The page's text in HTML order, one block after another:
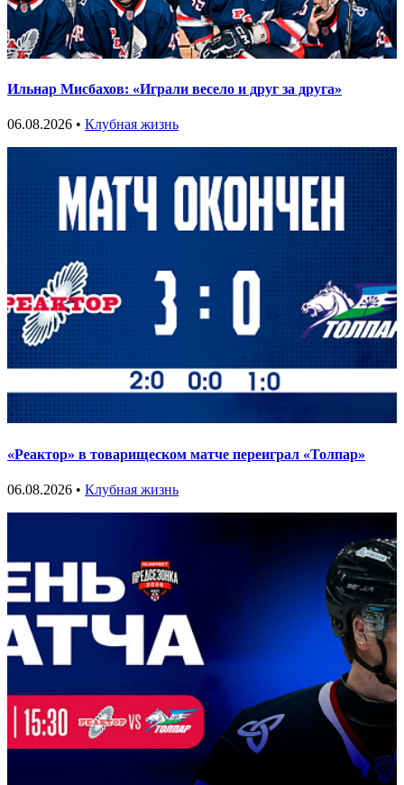
Ильнар Мисбахов: «Играли весело и друг за друга»
06.08.2026 • Клубная жизнь
«Реактор» в товарищеском матче переиграл «Толпар»
06.08.2026 • Клубная жизнь